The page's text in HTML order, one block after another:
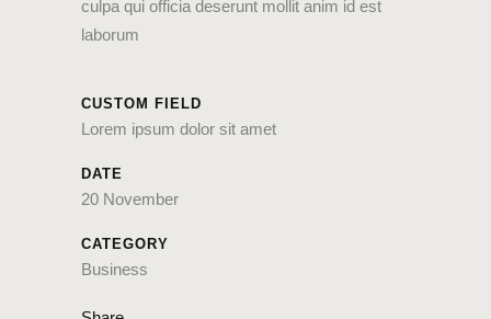
culpa qui officia deserunt mollit anim id est
laborum
CUSTOM FIELD
Lorem ipsum dolor sit amet
DATE
20 November
CATEGORY
Business